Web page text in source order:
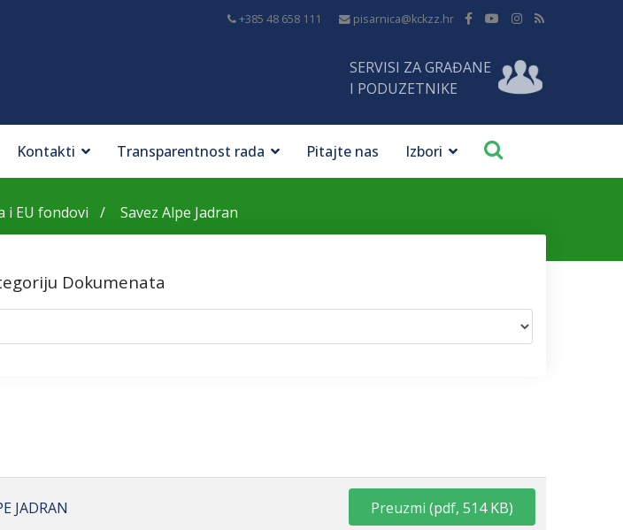
+385 48 658 111 pisarnica@kckzz.hr
SERVISI ZA GRAĐANE
I PODUZETNIKE
Kontakti Transparentnost rada Pitajte nas Izbori
i EU fondovi Savez Alpe Jadran
Dokumenata
JADRAN Preuzmi (pdf, 514 KB)